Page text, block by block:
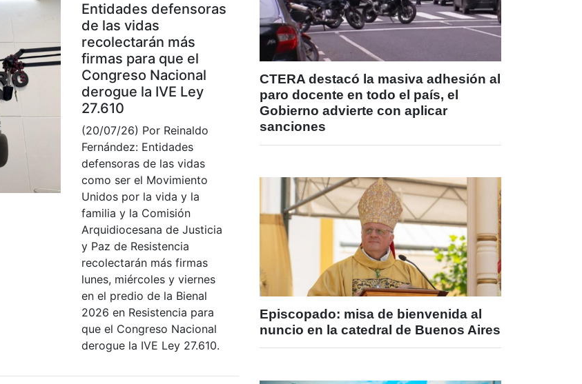
Entidades defensoras
de las vidas
recolectarán más
firmas para que el
Congreso Nacional
derogue la IVE Ley
27.610
(20/07/26) Por Reinaldo
Fernández: Entidades
defensoras de las vidas
como ser el Movimiento
Unidos por la vida y la
familia y la Comisión
Arquidiocesana de Justicia
y Paz de Resistencia
recolectarán más firmas
lunes, miércoles y viernes
en el predio de la Bienal
2026 en Resistencia para
que el Congreso Nacional
derogue la IVE Ley 27.610.
CTERA destacó la masiva adhesión al
paro docente en todo el país, el
Gobierno advierte con aplicar
sanciones
Episcopado: misa de bienvenida al
nuncio en la catedral de Buenos Aires